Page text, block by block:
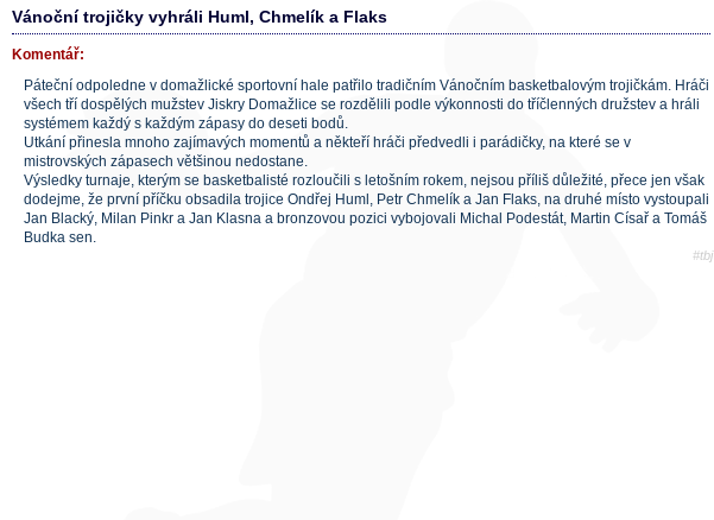
Vánoční trojičky vyhráli Huml, Chmelík a Flaks
Komentář:
Páteční odpoledne v domažlické sportovní hale patřilo tradičním Vánočním basketbalovým trojičkám. Hráči
všech tří dospělých mužstev Jiskry Domažlice se rozdělili podle výkonnosti do tříčlenných družstev a hráli
systémem každý s každým zápasy do deseti bodů.
Utkání přinesla mnoho zajímavých momentů a někteří hráči předvedli i parádičky, na které se v
mistrovských zápasech většinou nedostane.
Výsledky turnaje, kterým se basketbalisté rozloučili s letošním rokem, nejsou příliš důležité, přece jen však
dodejme, že první příčku obsadila trojice Ondřej Huml, Petr Chmelík a Jan Flaks, na druhé místo vystoupali
Jan Blacký, Milan Pinkr a Jan Klasna a bronzovou pozici vybojovali Michal Podestát, Martin Císař a Tomáš
Budka sen.
#tbj